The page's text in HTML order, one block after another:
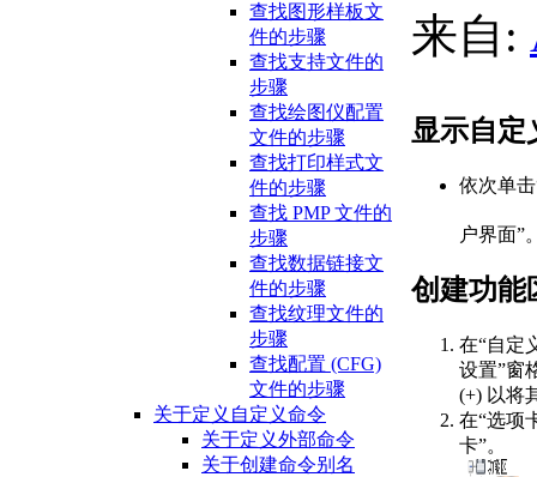
查找图形样板文
件的步骤
查找支持文件的
步骤
查找绘图仪配置
文件的步骤
查找打印样式文
件的步骤
查找 PMP 文件的
步骤
查找数据链接文
件的步骤
查找纹理文件的
步骤
查找配置 (CFG)
文件的步骤
关于定义自定义命令
关于定义外部命令
关于创建命令别名
来自:
显示自定
依次单击
户界面”
创建功能
在“自定
设置”窗
(+) 以将
在“选项
卡”。